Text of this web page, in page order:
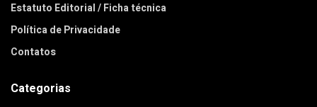
Estatuto Editorial / Ficha técnica
Política de Privacidade
Contatos
Categorias